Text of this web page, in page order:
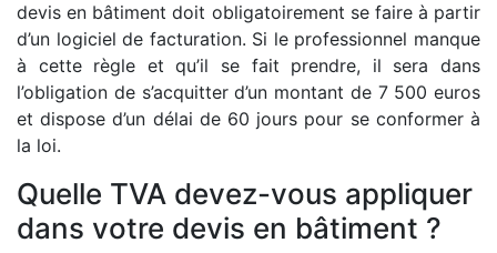
devis en bâtiment doit obligatoirement se faire à partir
d’un logiciel de facturation. Si le professionnel manque
à cette règle et qu’il se fait prendre, il sera dans
l’obligation de s’acquitter d’un montant de 7 500 euros
et dispose d’un délai de 60 jours pour se conformer à
la loi.
Quelle TVA devez-vous appliquer
dans votre devis en bâtiment ?